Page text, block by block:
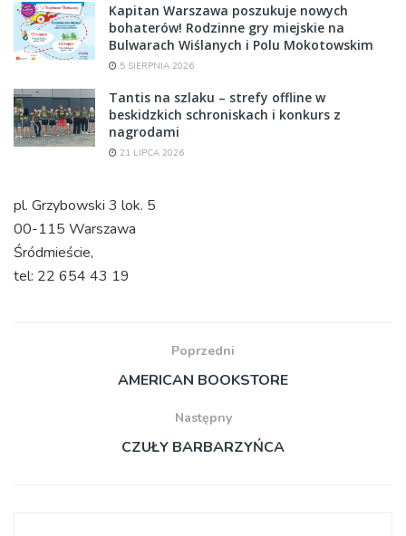
Kapitan Warszawa poszukuje nowych
bohaterów! Rodzinne gry miejskie na
Bulwarach Wiślanych i Polu Mokotowskim
5 SIERPNIA 2026
Tantis na szlaku – strefy offline w
beskidzkich schroniskach i konkurs z
nagrodami
21 LIPCA 2026
pl. Grzybowski 3 lok. 5
00-115 Warszawa
Śródmieście,
tel: 22 654 43 19
Poprzedni
AMERICAN BOOKSTORE
Następny
CZUŁY BARBARZYŃCA